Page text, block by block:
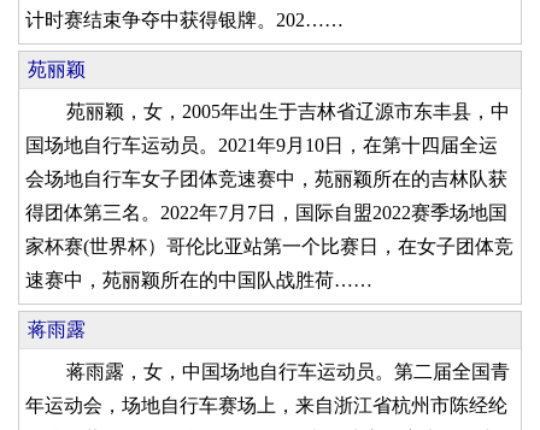
计时赛结束争夺中获得银牌。202……
苑丽颖
苑丽颖，女，2005年出生于吉林省辽源市东丰县，中
国场地自行车运动员。2021年9月10日，在第十四届全运
会场地自行车女子团体竞速赛中，苑丽颖所在的吉林队获
得团体第三名。2022年7月7日，国际自盟2022赛季场地国
家杯赛(世界杯）哥伦比亚站第一个比赛日，在女子团体竞
速赛中，苑丽颖所在的中国队战胜荷……
蒋雨露
蒋雨露，女，中国场地自行车运动员。第二届全国青
年运动会，场地自行车赛场上，来自浙江省杭州市陈经纶